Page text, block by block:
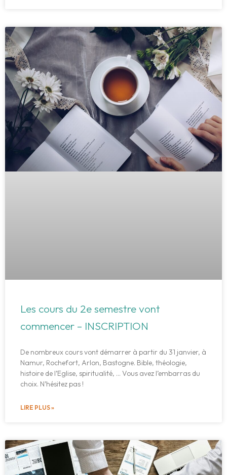
Les cours du 2e semestre vont
commencer – INSCRIPTION
De nombreux cours vont démarrer à partir du 31 janvier, à
Namur, Rochefort, Arlon, Bastogne. Bible, théologie,
histoire de l’Eglise, spiritualité, … Vous avez l’embarras du
choix. N’hésitez pas !
LIRE PLUS »